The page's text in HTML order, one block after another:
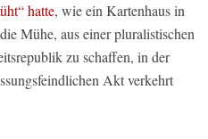
hatte, wie ein Kartenhaus in
Mühe, aus einer pluralistischen
zu schaffen, in der
Akt verkehrt